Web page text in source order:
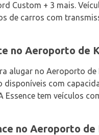
Custom + 3 mais.
de carros com
no Aeroporto de
alugar no Aeroporto de
com
tem veículos
no Aeroporto de